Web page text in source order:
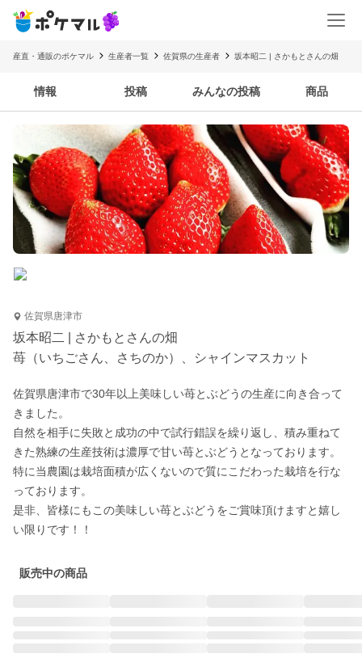
産直・通販のポケマル 生産者一覧 佐賀県の生産者 坂本昭二 | さかもとさんの畑
情報 投稿 みんなの投稿 商品
佐賀県唐津市
坂本昭二 | さかもとさんの畑
苺（いちごさん、さちのか）、シャインマスカット
佐賀県唐津市で30年以上美味しい苺とぶどうの生産に向き合って
きました。
自然を相手に失敗と成功の中で試行錯誤を繰り返し、積み重ねて
きた熟練の生産技術は濃厚で甘い苺とぶどうとなっております。
特に当農園は栽培面積が広くないので質にこだわった栽培を行な
っております。
是非、皆様にもこの美味しい苺とぶどうをご賞味頂けますと嬉し
い限りです！！
販売中の商品